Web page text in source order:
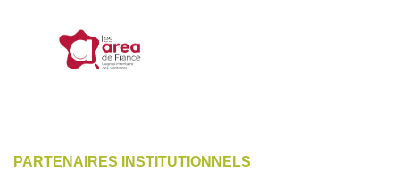
PARTENAIRES INSTITUTIONNELS